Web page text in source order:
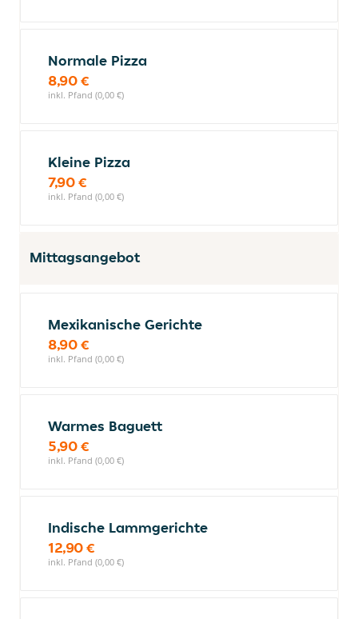
Normale Pizza
8,90 €
inkl. Pfand (0,00 €)
Kleine Pizza
7,90 €
inkl. Pfand (0,00 €)
Mittagsangebot
Mexikanische Gerichte
8,90 €
inkl. Pfand (0,00 €)
Warmes Baguett
5,90 €
inkl. Pfand (0,00 €)
Indische Lammgerichte
12,90 €
inkl. Pfand (0,00 €)